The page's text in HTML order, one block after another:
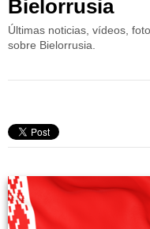
Bielorrusia
Últimas noticias, vídeos,
sobre Bielorrusia.